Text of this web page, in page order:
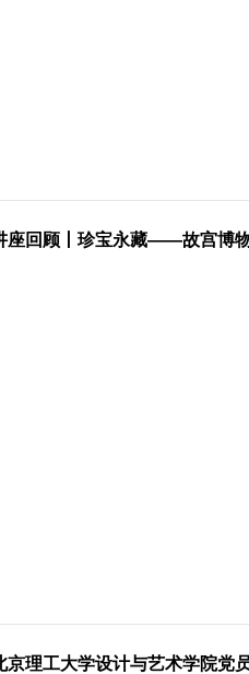
座回顾丨珍宝永藏——故宫博
京理工大学设计与艺术学院党